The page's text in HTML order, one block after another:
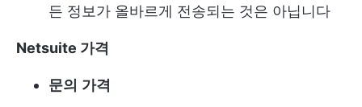
든 정보가 올바르게 전송되는 것은 아닙니다
Netsuite 가격
문의 가격